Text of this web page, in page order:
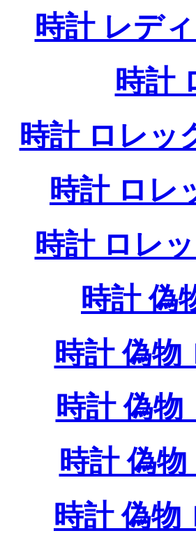
時計 レデ
時計
時計 ロレッ
時計 ロレ
時計 ロレ
時計 偽
時計 偽物
時計 偽物
時計 偽
時計 偽物